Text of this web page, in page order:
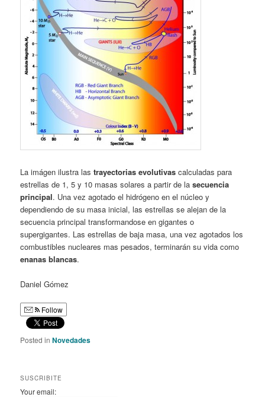
La imágen ilustra lastrayectorias evolutivas calculadas para
estrellas de 1, 5 y 10 masas solares a partir de lasecuencia
principal. Una vez agotado el hidrógeno en el núcleo y
dependiendo de su masa inicial, las estrellas se alejan de la
secuencia principal transformandose en gigantes o
supergigantes. Las estrellas de baja masa, una vez agotados los
combustibles nucleares mas pesados, terminarán su vida como
enanas blancas.
Daniel Gómez
Follow
Posted in Novedades
SUSCRIBITE
Your email: